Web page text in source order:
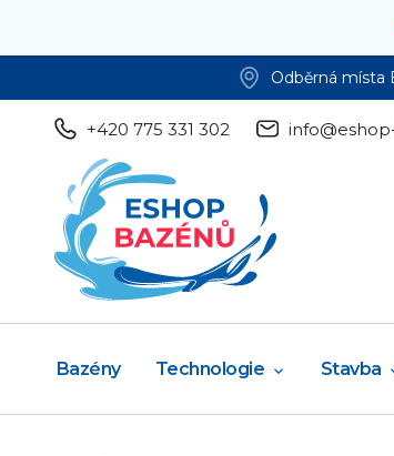
Odběrná místa
+420 775 331 302
Bazény Technologie Stavba